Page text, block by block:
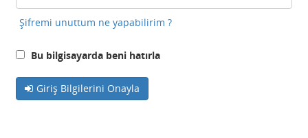
Şifremi unuttum ne yapabilirim ?
Bu bilgisayarda beni hatırla
Giriş Bilgilerini Onayla